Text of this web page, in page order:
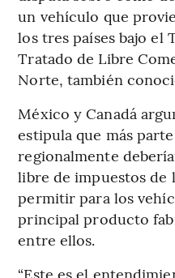
un vehículo que
los tres países bajo el
Tratado de Libre
Norte, también
México y Canadá
estipula que más
regionalmente
libre de impuestos de
permitir para los
principal producto
entre ellos.
“Este es el